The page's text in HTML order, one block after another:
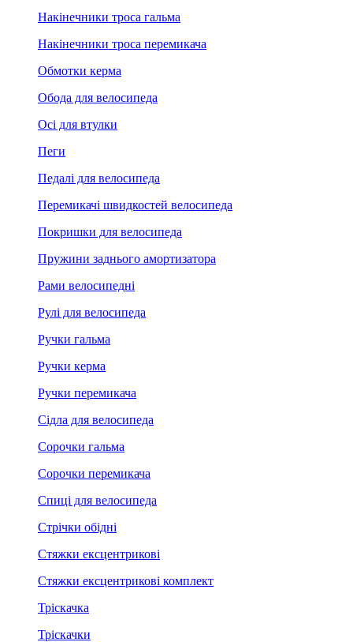
Накінечники троса гальма
Накінечники троса перемикача
Обмотки керма
Обода для велосипеда
Осі для втулки
Пеги
Педалі для велосипеда
Перемикачі швидкостей велосипеда
Покришки для велосипеда
Пружини заднього амортизатора
Рами велосипедні
Рулі для велосипеда
Ручки гальма
Ручки керма
Ручки перемикача
Сідла для велосипеда
Сорочки гальма
Сорочки перемикача
Спиці для велосипеда
Стрічки обідні
Стяжки ексцентрикові
Стяжки ексцентрикові комплект
Тріскачка
Тріскачки